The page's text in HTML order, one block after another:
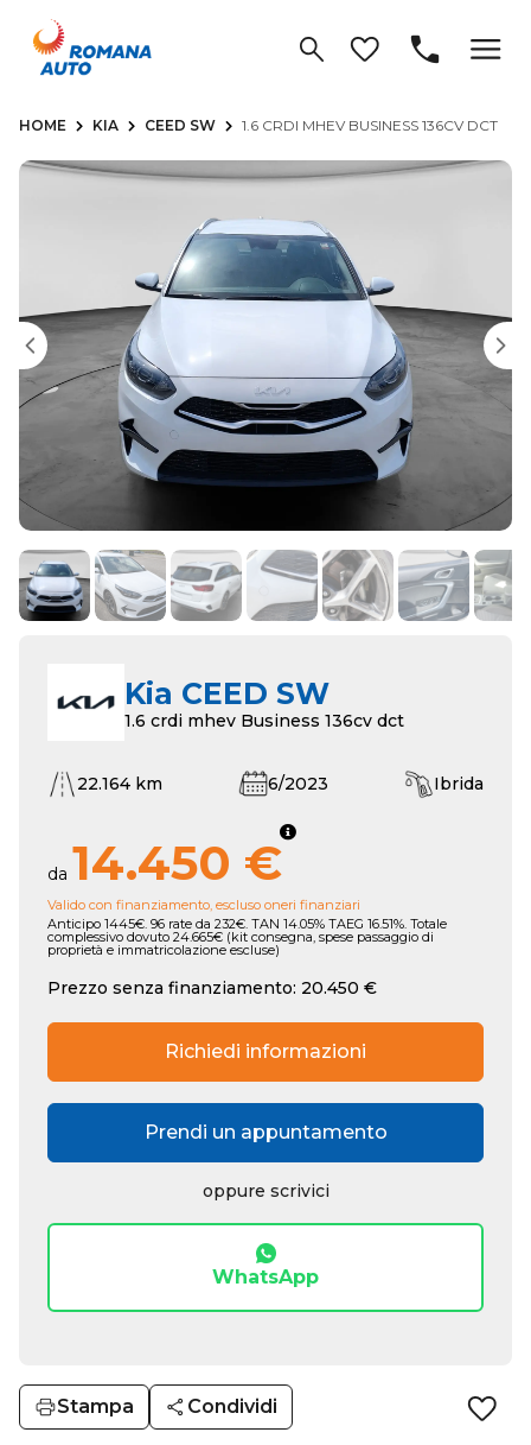
HOME KIA CEED SW 1.6 CRDI MHEV BUSINESS 136CV DCT
Kia CEED SW
1.6 crdi mhev Business 136cv dct
22.164 km 6/2023 Ibrida
da 14.450 €
Valido con finanziamento, escluso oneri finanziari
Anticipo 1445€. 96 rate da 232€. TAN 14.05% TAEG 16.51%. Totale
complessivo dovuto 24.665€ (kit consegna, spese passaggio di
proprietà e immatricolazione escluse)
Prezzo senza finanziamento: 20.450 €
Richiedi informazioni
Prendi un appuntamento
oppure scrivici
WhatsApp
Stampa Condividi